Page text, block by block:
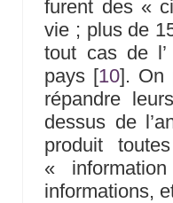
furent des «
vie ; plus de
tout cas de l’
pays [10]. On
répandre
dessus de
produit
«
informations,